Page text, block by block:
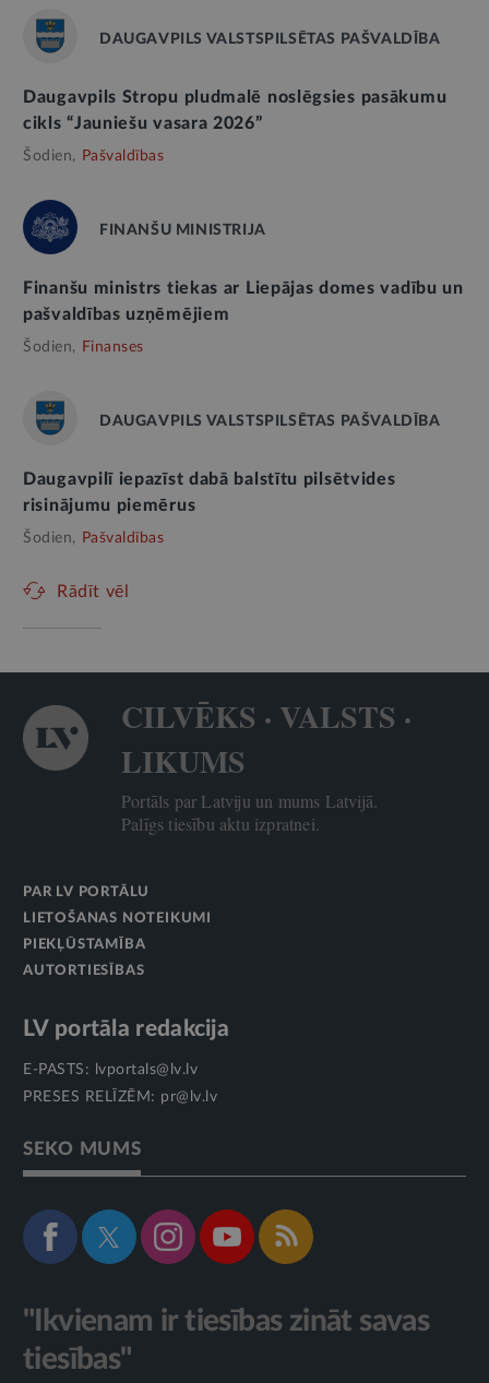
DAUGAVPILS VALSTSPILSĒTAS PAŠVALDĪBA
Daugavpils Stropu pludmalē noslēgsies pasākumu
cikls “Jauniešu vasara 2026”
Šodien, Pašvaldības
FINANŠU MINISTRIJA
Finanšu ministrs tiekas ar Liepājas domes vadību un
pašvaldības uzņēmējiem
Šodien, Finanses
DAUGAVPILS VALSTSPILSĒTAS PAŠVALDĪBA
Daugavpilī iepazīst dabā balstītu pilsētvides
risinājumu piemērus
Šodien, Pašvaldības
Rādīt vēl
CILVĒKS · VALSTS ·
LIKUMS
Portāls par Latviju un mums Latvijā.
Palīgs tiesību aktu izpratnei.
PAR LV PORTĀLU
LIETOŠANAS NOTEIKUMI
PIEKĻŪSTAMĪBA
AUTORTIESĪBAS
LV portāla redakcija
E-PASTS:
lvportals@lv.lv
PRESES RELĪZĒM: pr@lv.lv
SEKO MUMS
"Ikvienam ir tiesības zināt savas
tiesības"